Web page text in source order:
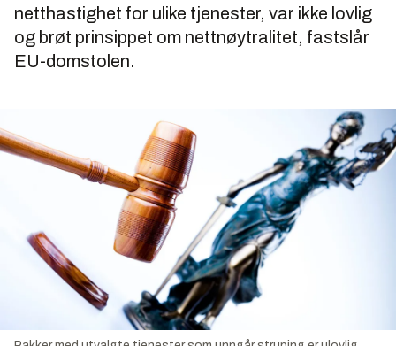
netthastighet for ulike tjenester, var ikke lovlig
og brøt prinsippet om nettnøytralitet, fastslår
EU-domstolen.